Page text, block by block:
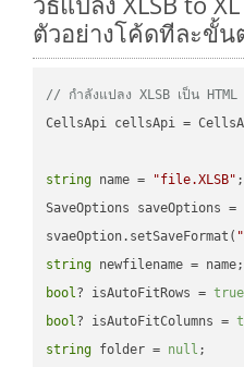
ตัวอย่างโค้ดทีละขั้น
// กำลังแปลง XLSB เป็น HTML
CellsApi cellsApi =
string name = "file.XLSB" ;
SaveOptions saveOptions =
svaeOption.setSaveFormat(
string
bool? isAutoFitRows = true
bool? isAutoFitColumns =
string folder = null